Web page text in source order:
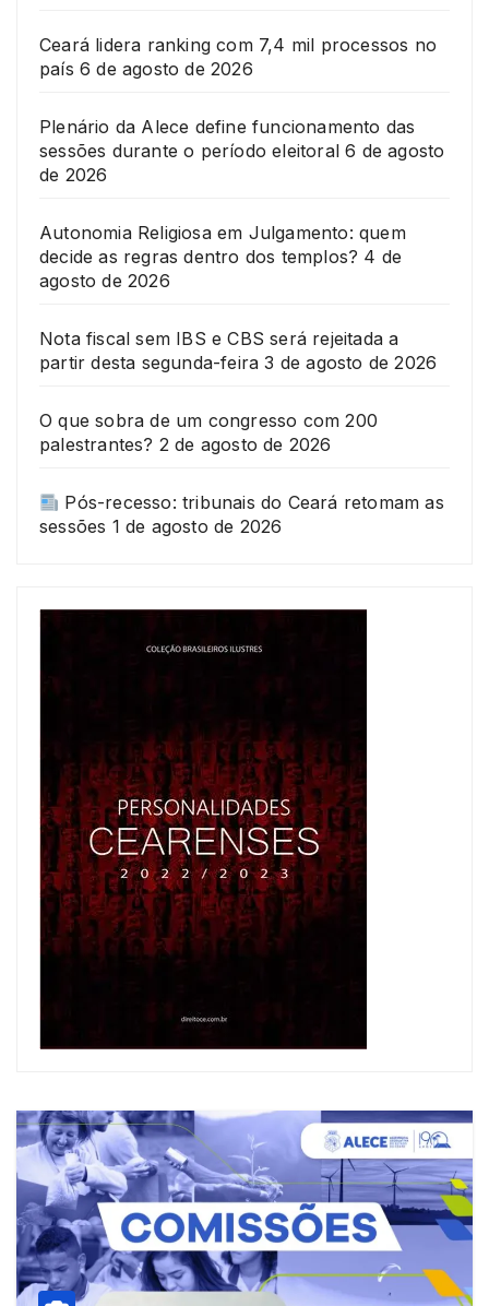
Ceará lidera ranking com 7,4 mil processos no
país 6 de agosto de 2026
Plenário da Alece define funcionamento das
sessões durante o período eleitoral 6 de agosto
de 2026
Autonomia Religiosa em Julgamento: quem
decide as regras dentro dos templos? 4 de
agosto de 2026
Nota fiscal sem IBS e CBS será rejeitada a
partir desta segunda-feira 3 de agosto de 2026
O que sobra de um congresso com 200
palestrantes? 2 de agosto de 2026
Pós-recesso: tribunais do Ceará retomam as
sessões 1 de agosto de 2026